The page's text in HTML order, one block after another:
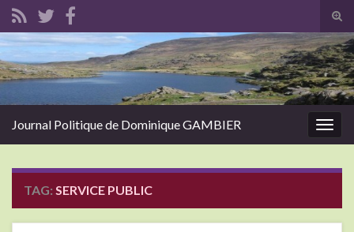
Search for:
Journal Politique de Dominique GAMBIER
TAG: SERVICE PUBLIC